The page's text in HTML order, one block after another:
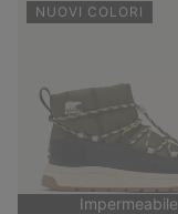
NUOVI COLORI
Impermeabile